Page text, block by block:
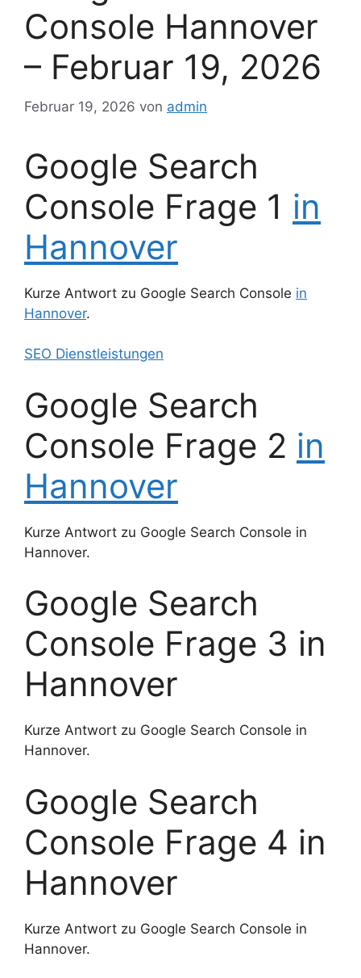
Console Hannover
– Februar 19, 2026
Februar 19, 2026 von admin
Google Search
Console Frage 1 in
Hannover
Kurze Antwort zu Google Search Console in
Hannover.
SEO Dienstleistungen
Google Search
Console Frage 2 in
Hannover
Kurze Antwort zu Google Search Console in
Hannover.
Google Search
Console Frage 3 in
Hannover
Kurze Antwort zu Google Search Console in
Hannover.
Google Search
Console Frage 4 in
Hannover
Kurze Antwort zu Google Search Console in
Hannover.